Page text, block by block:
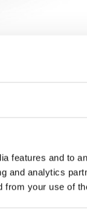
features and to
and analytics
from your use of
bon